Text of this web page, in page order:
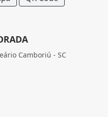
Camboriú - SC